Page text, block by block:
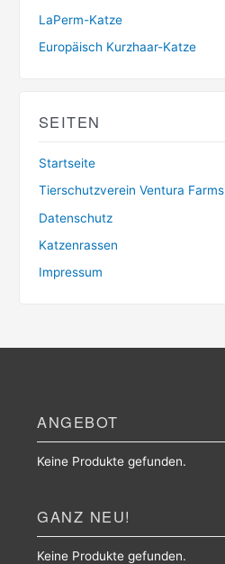
LaPerm-Katze
Europäisch Kurzhaar-Katze
SEITEN
Startseite
Tierschutzverein Ventura Farms
Datenschutz
Katzenrassen
Impressum
ANGEBOT
Keine Produkte gefunden.
GANZ NEU!
Keine Produkte gefunden.